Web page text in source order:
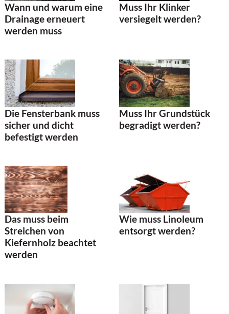
Wann und warum eine
Drainage erneuert
werden muss
Muss Ihr Klinker
versiegelt werden?
Die Fensterbank muss
sicher und dicht
befestigt werden
Muss Ihr Grundstück
begradigt werden?
Das muss beim
Streichen von
Kiefernholz beachtet
werden
Wie muss Linoleum
entsorgt werden?